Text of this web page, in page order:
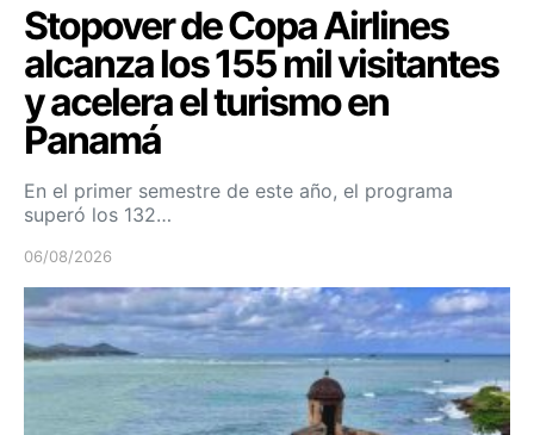
Stopover de Copa Airlines
alcanza los 155 mil visitantes
y acelera el turismo en
Panamá
En el primer semestre de este año, el programa
superó los 132…
06/08/2026